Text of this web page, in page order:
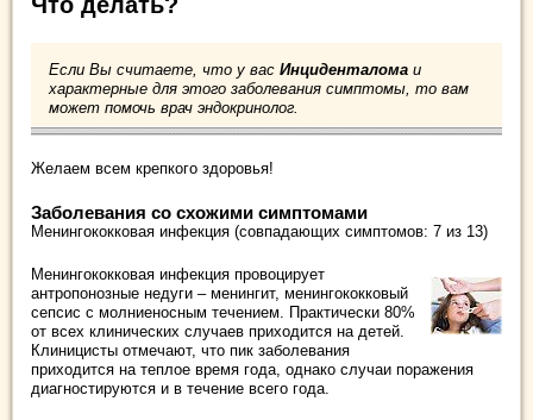
Если Вы считаете, что у вас Инциденталома и
характерные для этого заболевания симптомы, то вам
может помочь врач эндокринолог.
Желаем всем крепкого здоровья!
Заболевания со схожими симптомами
Менингококковая инфекция (совпадающих симптомов: 7 из 13)
Менингококковая инфекция провоцирует
антропонозные недуги – менингит, менингококковый
сепсис с молниеносным течением. Практически 80%
от всех клинических случаев приходится на детей.
Клиницисты отмечают, что пик заболевания
приходится на теплое время года, однако случаи поражения
диагностируются и в течение всего года.